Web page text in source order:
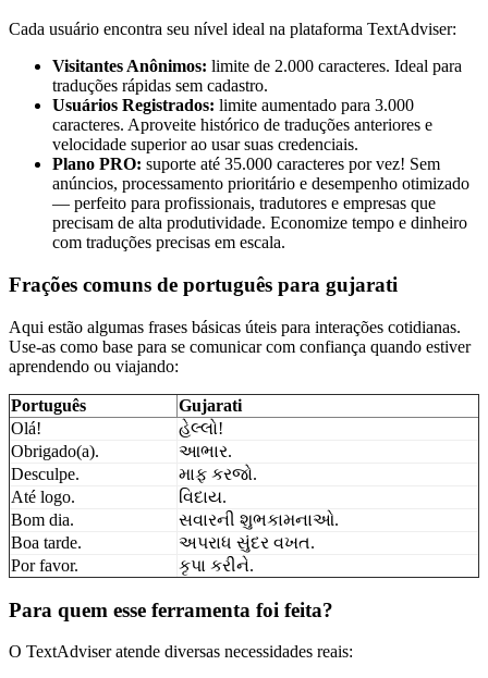
Cada usuário encontra seu nível ideal na plataforma TextAdviser:
Visitantes Anônimos: limite de 2.000 caracteres. Ideal para
traduções rápidas sem cadastro.
Usuários Registrados: limite aumentado para 3.000
caracteres. Aproveite histórico de traduções anteriores e
velocidade superior ao usar suas credenciais.
Plano PRO: suporte até 35.000 caracteres por vez! Sem
anúncios, processamento prioritário e desempenho otimizado
— perfeito para profissionais, tradutores e empresas que
precisam de alta produtividade. Economize tempo e dinheiro
com traduções precisas em escala.
Frações comuns de português para gujarati
Aqui estão algumas frases básicas úteis para interações cotidianas.
Use-as como base para se comunicar com confiança quando estiver
aprendendo ou viajando:
Português
Gujarati
Olá!
હેલ્લો!
Obrigado(a).
આભાર.
Desculpe.
માફ કરજો.
Até logo.
વિદાય.
Bom dia.
સવારની શુભકામનાઓ.
Boa tarde.
અપરાધ સુંદર વખત.
Por favor.
કૃપા કરીને.
Para quem esse ferramenta foi feita?
O TextAdviser atende diversas necessidades reais: